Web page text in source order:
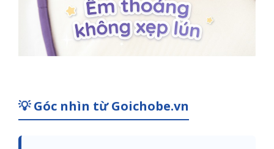
💡 Góc nhìn từ Goichobe.vn